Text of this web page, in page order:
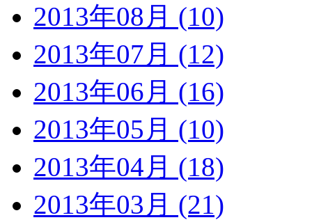
2013年08月 (10)
2013年07月 (12)
2013年06月 (16)
2013年05月 (10)
2013年04月 (18)
2013年03月 (21)